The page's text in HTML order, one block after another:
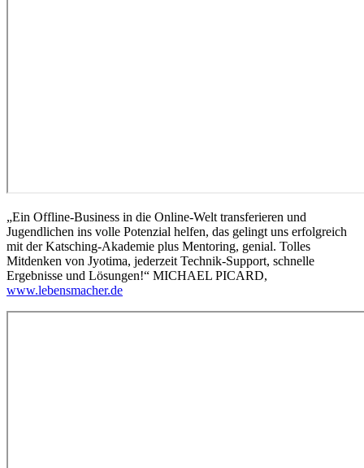
„Ein Offline-Business in die Online-Welt transferieren und
Jugendlichen ins volle Potenzial helfen, das gelingt uns erfolgreich
mit der Katsching-Akademie plus Mentoring, genial. Tolles
Mitdenken von Jyotima, jederzeit Technik-Support, schnelle
Ergebnisse und Lösungen!“ MICHAEL PICARD,
www.lebensmacher.de